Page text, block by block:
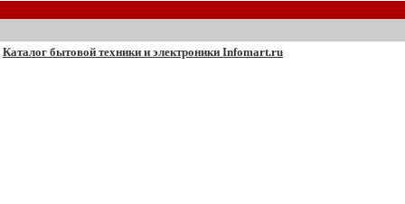
Каталог бытовой техники и электроники Infomart.ru